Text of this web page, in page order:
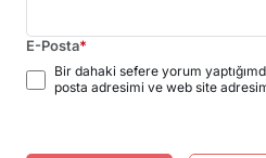
E-Posta*
Bir dahaki sefere yorum
posta adresimi ve web site